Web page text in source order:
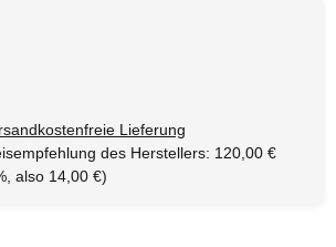
Lieferung
des Herstellers: 120,00 €
, also 14,00 €)